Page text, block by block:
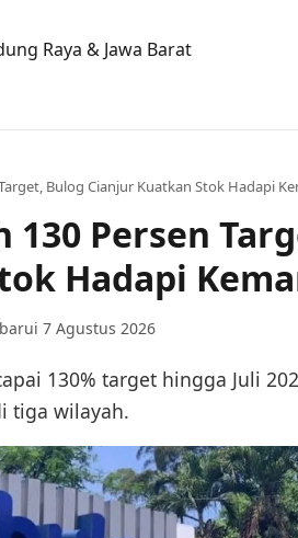
Raya & Jawa Barat
Bulog Cianjur Kuatkan Stok Hadapi
130 Persen
Hadapi
7 Agustus 2026
130% target hingga Juli
tiga wilayah.